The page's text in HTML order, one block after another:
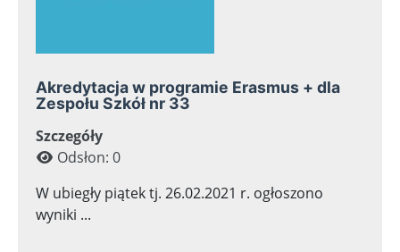
Akredytacja w programie Erasmus + dla
Zespołu Szkół nr 33
Szczegóły
Odsłon: 0
W ubiegły piątek tj. 26.02.2021 r. ogłoszono
wyniki ...